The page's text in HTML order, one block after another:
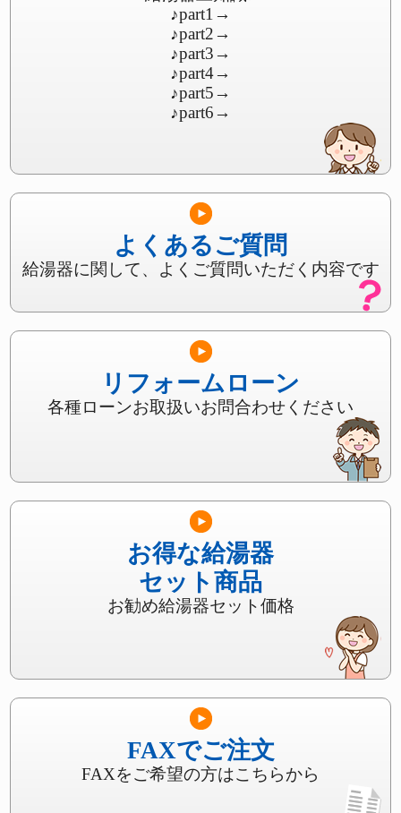
♪part1→
♪part2→
♪part3→
♪part4→
♪part5→
♪part6→
よくあるご質問
給湯器に関して、よくご質問いただく内容です
リフォームローン
各種ローンお取扱いお問合わせください
お得な給湯器
セット商品
お勧め給湯器セット価格
FAXでご注文
FAXをご希望の方はこちらから